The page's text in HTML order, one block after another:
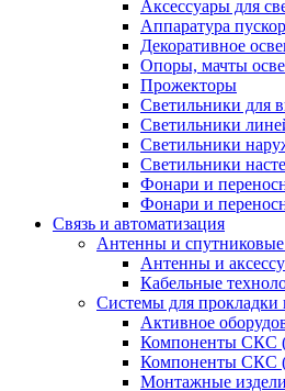
Аксессуары для
Аппаратура
Декоративное
Опоры, мачты
Прожекторы
Светильники для
Светильники
Светильники
Светильники
Фонари и
Фонари и
Связь и автоматизация
Антенны и спутниковые
Антенны и
Кабельные
Системы для прокладки
Активное
Компоненты СКС
Компоненты СКС
Монтажные